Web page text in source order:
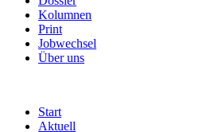
Kolumnen
Print
Jobwechsel
Über uns
Start
Aktuell